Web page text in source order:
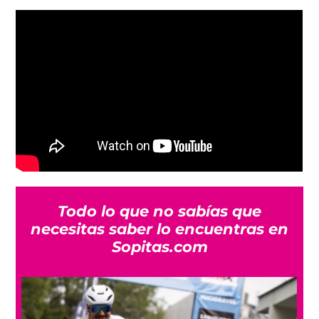
Todo lo que no sabías que
necesitas saber lo encuentras en
Sopitas.com